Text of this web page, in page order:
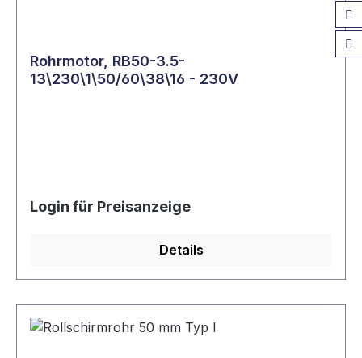
Rohrmotor, RB50-3.5-
13\230\1\50/60\38\16 - 230V
Login für Preisanzeige
Details